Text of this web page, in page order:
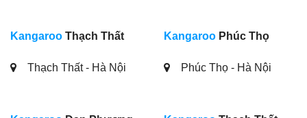
Kangaroo Thạch Thất
Thạch Thất - Hà Nội
Kangaroo Phúc Thọ
Phúc Thọ - Hà Nội